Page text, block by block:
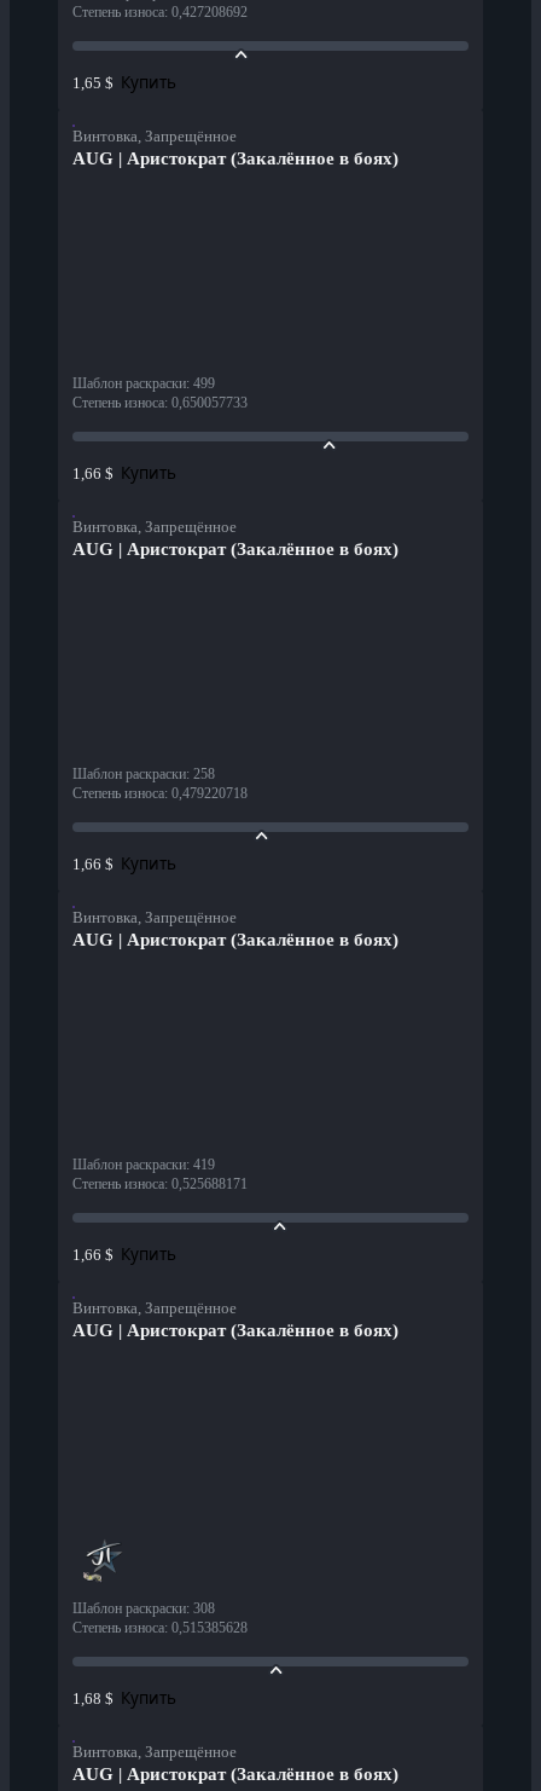
Степень износа: 0,427208692
1,65 $ Купить
Винтовка, Запрещённое
AUG | Аристократ (Закалённое в боях)
Шаблон раскраски: 499
Степень износа: 0,650057733
1,66 $ Купить
Винтовка, Запрещённое
AUG | Аристократ (Закалённое в боях)
Шаблон раскраски: 258
Степень износа: 0,479220718
1,66 $ Купить
Винтовка, Запрещённое
AUG | Аристократ (Закалённое в боях)
Шаблон раскраски: 419
Степень износа: 0,525688171
1,66 $ Купить
Винтовка, Запрещённое
AUG | Аристократ (Закалённое в боях)
Шаблон раскраски: 308
Степень износа: 0,515385628
1,68 $ Купить
Винтовка, Запрещённое
AUG | Аристократ (Закалённое в боях)